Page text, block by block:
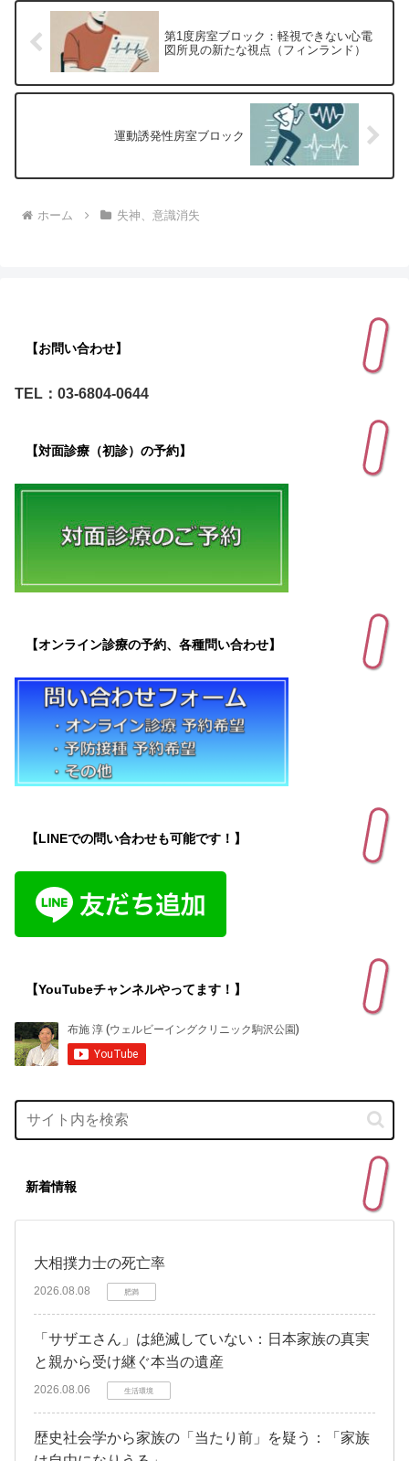
第1度房室ブロック：軽視できない心電
図所見の新たな視点（フィンランド）
運動誘発性房室ブロック
ホーム 失神、意識消失
【お問い合わせ】
TEL：03-6804-0644
【対面診療（初診）の予約】
【オンライン診療の予約、各種問い合わせ】
【LINEでの問い合わせも可能です！】
【YouTubeチャンネルやってます！】
新着情報
大相撲力士の死亡率
2026.08.08 肥満
「サザエさん」は絶滅していない：日本家族の真実
と親から受け継ぐ本当の遺産
2026.08.06 生活環境
歴史社会学から家族の「当たり前」を疑う：「家族